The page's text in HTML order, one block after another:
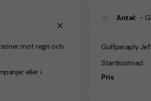
mot regn och
eller i
Antal: -
Golfparaply
Startkostnad
Pris